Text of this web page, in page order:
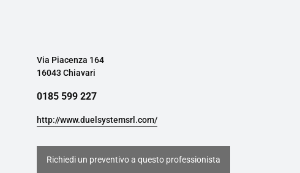
Via Piacenza 164
16043 Chiavari
0185 599 227
http://www.duelsystemsrl.com/
Richiedi un preventivo a questo professionista